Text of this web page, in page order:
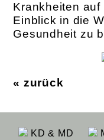
Krankheiten
Einblick in die
Gesundheit zu
« zurück
KD & MD